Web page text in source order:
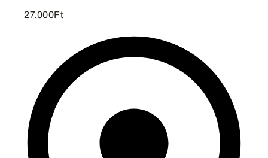
27.000Ft